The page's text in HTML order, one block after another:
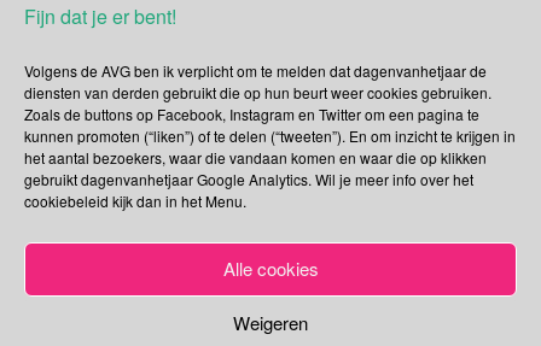
Fijn dat je er bent!
Volgens de AVG ben ik verplicht om te melden dat dagenvanhetjaar de
diensten van derden gebruikt die op hun beurt weer cookies gebruiken.
Zoals de buttons op Facebook, Instagram en Twitter om een pagina te
kunnen promoten (“liken”) of te delen (“tweeten”). En om inzicht te krijgen in
het aantal bezoekers, waar die vandaan komen en waar die op klikken
gebruikt dagenvanhetjaar Google Analytics. Wil je meer info over het
cookiebeleid kijk dan in het Menu.
Alle cookies
Weigeren
11 januari – Dag van
Gelijkheid op het Werk
11/01/2018 Gina Makken
Een reactie plaatsen
Januari
Internationale Dag van Gelijkheid op het Werk De
Internationale Dag van Gelijkheid op het Werk is een jaarlijks
terugkerende dag. Het is een dag om stil te staan bij het
belang van gelijkheid op de werkplek. Wij verschillen van